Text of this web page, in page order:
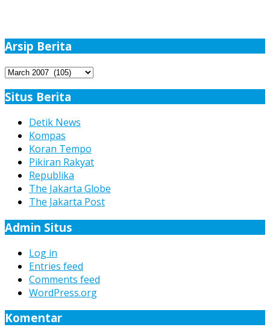
Arsip Berita
Arsip
Situs Berita
Detik News
Kompas
Koran Tempo
Pikiran Rakyat
Republika
The Jakarta Globe
The Jakarta Post
Admin Situs
Log in
Entries feed
Comments feed
WordPress.org
Komentar